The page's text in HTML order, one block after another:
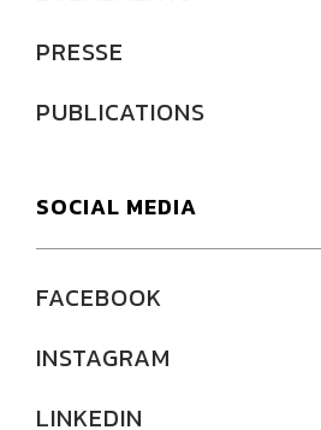
PRESSE
PUBLICATIONS
SOCIAL MEDIA
FACEBOOK
INSTAGRAM
LINKEDIN